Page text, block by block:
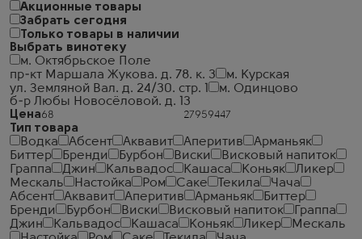
Акционные товары
Забрать сегодня
Только товары в наличии
Выбрать винотеку
м. Октябрьское Поле
пр-кт Маршала Жукова. д. 78. к. 3
м. Курская
ул. Земляной Вал. д. 24/30. стр. 1
м. Одинцово
б-р Любы Новосёловой. д. 13
Цена
Тип товара
Водка
Абсент Аквавит Аперитив
Арманьяк
Биттер
Бренди Бурбон Виски
Висковый напиток
Граппа
Джин Кальвадос Кашаса Коньяк
Ликер
Мескаль
Настойка Ром Саке Текила
Чача
Абсент
Аквавит Аперитив Арманьяк
Биттер
Бренди
Бурбон Виски Висковый напиток
Граппа
Джин
Кальвадос Кашаса Коньяк Ликер
Мескаль